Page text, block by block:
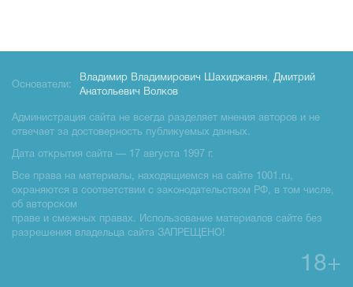
Основатели:
Владимир Владимирович Шахиджанян, Дмитрий
Анатольевич Волков
Администрация сайта не всегда разделяет мнения авторов и не
отвечает за достоверность публикуемых данных.
Дата открытия сайта — 17 августа 1997 г.
Все права на материалы, находящиемся на сайте 1001.ru,
охраняются в соответствии с законодательством РФ, в том числе,
об авторском
праве и смежных правах. Использование материалов сайте без
разрешения владельца сайта ЗАПРЕЩЕНО!
18+